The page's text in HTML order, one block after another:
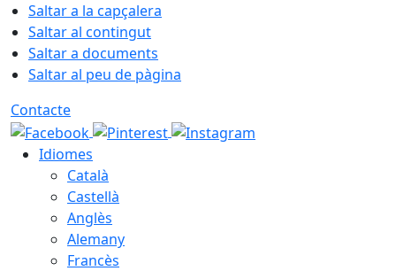
Saltar a la capçalera
Saltar al contingut
Saltar a documents
Saltar al peu de pàgina
Contacte
Idiomes
Català
Castellà
Anglès
Alemany
Francès